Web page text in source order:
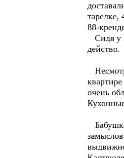
тарелке,
88-
Сидя у
действо.
очень